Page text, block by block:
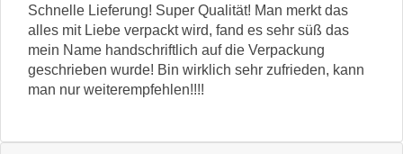
Schnelle Lieferung! Super Qualität! Man merkt das
alles mit Liebe verpackt wird, fand es sehr süß das
mein Name handschriftlich auf die Verpackung
geschrieben wurde! Bin wirklich sehr zufrieden, kann
man nur weiterempfehlen!!!!